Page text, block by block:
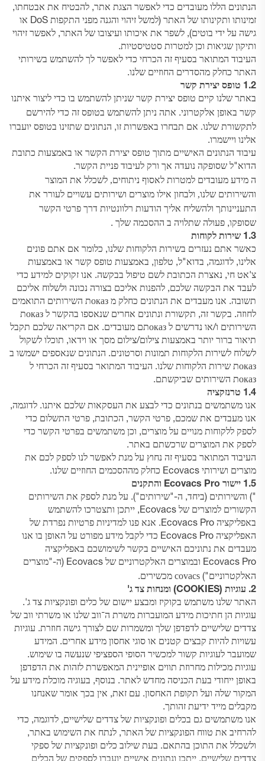
הנתונים הללו מעובדים כדי לאפשר הצגת אתר, להבטיח את אבטחתו,
זמינותו ותקינותו של האתר (למשל זיהוי והגנה מפני התקפות DoS או
גישה על ידי בוטים), לשפר את איכותו ועיצובו של האתר, לאפשר זיהוי
ותיקון שגיאות וכן למטרות סטטיסטיות.
העיבוד המתואר בסעיף זה הכרחי כדי לאפשר לך להשתמש בשירותי
האתר כחלק מהסדרים החוזיים שלנו.
1.2 טופס יצירת קשר
באתר שלנו קיים טופס יצירת קשר שניתן להשתמש בו כדי ליצור איתנו
קשר באופן אלקטרוני. אתה ניתן להשתמש בטופס זה כדי להירשם
לתקשורת שלנו. אם תבחרו באפשרות זו, הנתונים שתזינו בטופס יועברו
אלינו ויישמרו.
עיבוד הנתונים האישיים מתוך טופס יצירת הקשר או באמצעות כתובת
הדוא"ל שסופקה נועדה אך ורק לעיבוד פניית הקשר.
ה מידע מעובדים למטרות לאסוף ניתוחים, לשכלל את המוצר
והשירותים שלנו, ולבחון אילו מוצרים ושירותים עשויים לעורר את
התעניינותך ולהשליח אליך הודעות רלוונטיות דרך פרטי הקשר
שסופקו, פעולה שתלויה ב ההסכמה שלך .
1.3 שירות לקוחות
כאשר אתם נעזרים בשירות הלקוחות שלנו, כלומר אם אתם פונים
אלינו, לדוגמה, בדוא"ל, טלפון, באמצעות טופס קשר או באמצעות
צ'אט חי, נאצרת הכתובת לשם טיפול בבקשה. אנו זקוקים למידע כדי
לעבד את הבקשה שלכם, להפנות אליכם בצורה נכונה ולשלוח אליכם
תשובה. אנו מעבדים את הנתונים כחלק מ оказת השירותים התואמים
לחוזה. בקשר זה, תקשורת ונתונים אחרים שנאספו בהקשר ל оказת
השירותים ו/או נדרשים ל оказתם מעובדים. אם הקריאה שלכם תקבל
תיאור ברור יותר באמצעות צילום/צילום מסך או וידאו, תוכלו לשקול
לשלוח לשירות הלקוחות תמונות וסרטונים. הנתונים שנאספים ישמשו ב
оказת שירות הלקוחות שלנו. העיבוד המתואר בסעיף זה הכרחי ל
оказת השירותים שביקשתם.
1.4 טרנזקציה
אנו משתמשים בנתונים כדי לבצע את העסקאות שלכם איתנו. לדוגמה,
אנו מעבדים את שמכם, פרטי הקשר, הכתובת, פרטי התשלום כדי
לספק ללקוחות מנויים על מוצרים, וכן משתמשים בפרטי הקשר כדי
לספק את המוצרים שרכשתם באתר.
העיבוד המתואר בסעיף זה נחוץ על מנת לאפשר לנו לספק לכם את
מוצרים ושירותי Ecovacs כחלק מההסכמים החוזיים שלנו.
1.5 יישור Ecovacs Pro והתקנים
") והשירותים (ביחד, ה-"שירותים"). על מנת לספק את השירותים
הקשורים למוצרים של Ecovacs, ייתכן ותצטרכו להשתמש
באפליקציה Ecovacs Pro. אנא פנו למדיניות פרטיות נפרדת של
האפליקציה Ecovacs Pro כדי לקבל מידע מפורט על האופן בו אנו
מעבדים את נתוניכם האישיים בקשר לשימושכם באפליקציה
Ecovacs Pro ובמוצרים האלקטרוניים של Ecovacs (ה-"מוצרים
האלקטרוניים") covacs מכשירים.
2. עוגיות (COOKIES) ומנחות צד ג'
האתר שלנו משתמש בקוקיז ומבצע יישום של כלים ופונקציות צד ג'.
עוגיות הן חתיכות מידע המועברות משרת ה־ווב שלנו או משרתי ווב של
צדדים שלישיים לדפדפן שלך ומשמרות שם לצורך גישה חוזרת. עוגיות
עשויות להיות קבצים קטנים או סוגי אחסון מידע אחרים. המידע
שמועבר לעוגיות קשור למכשיר הסופי הספציפי שנעשה בו שימוש.
עוגיות מכילות מחרוזת תווים אופיינית המאפשרת לזהות את הדפדפן
באופן ייחודי בעת הכניסה מחדש לאתר. בנוסף, בעוגיה מוכלת מידע על
המקור שלה ועל תקופת האחסון. עם זאת, אין בכך אומר שאנחנו
מקבלים מייד ידיעת זהותך.
אנו משתמשים גם בכלים ופונקציות של צדדים שלישיים, לדוגמה, כדי
להרחיב את טווח הפונקציות של האתר, לנתח את השימוש באתר,
ולשכלל את התוכן בהתאם. בעת שילוב כלים ופונקציות של ספקי